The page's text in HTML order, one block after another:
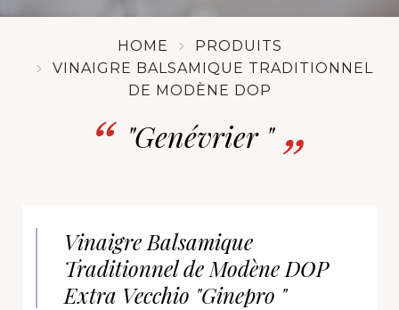
HOME
PRODUITS
VINAIGRE BALSAMIQUE TRADITIONNEL
DE MODÈNE DOP
"Genévrier "
Vinaigre Balsamique
Traditionnel de Modène DOP
Extra Vecchio "Ginepro "